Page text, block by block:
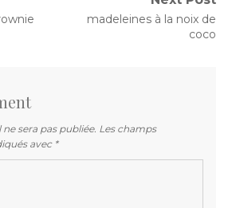
Next
madeleines à la noix de
coco
sera pas publiée. Les champs
avec *